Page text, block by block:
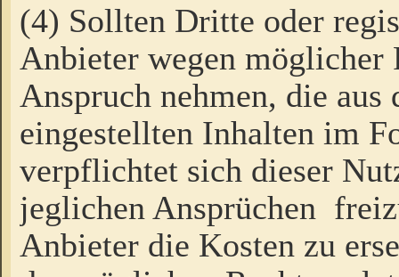
(4) Sollten Dritte oder
Anbieter wegen möglicher
Anspruch nehmen, die
eingestellten Inhalten im
verpflichtet sich dieser
jeglichen Ansprüchen
Anbieter die Kosten zu